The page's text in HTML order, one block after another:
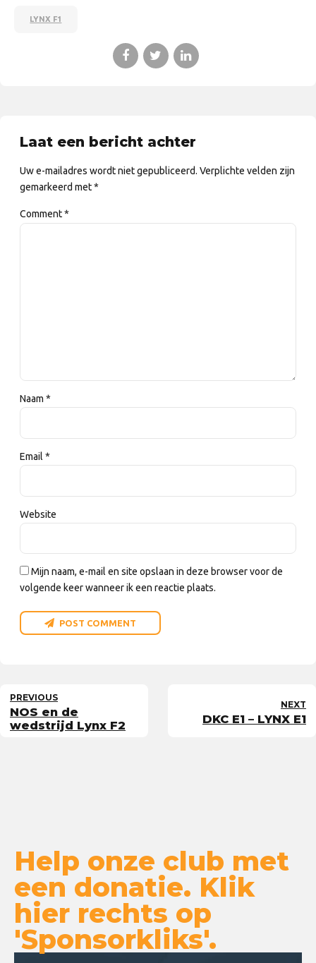
LYNX F1
Laat een bericht achter
Uw e-mailadres wordt niet gepubliceerd. Verplichte velden zijn
gemarkeerd met *
Comment*
Naam *
Email *
Website
Mijn naam, e-mail en site opslaan in deze browser voor de
volgende keer wanneer ik een reactie plaats.
POST COMMENT
PREVIOUS
NOS en de
wedstrijd Lynx F2
NEXT
DKC E1 – LYNX E1
Help onze club met
een donatie. Klik
hier rechts op
'Sponsorkliks'.